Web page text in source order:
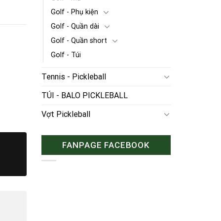
Golf - Phụ kiện
Golf - Quần dài
Golf - Quần short
Golf - Túi
Tennis - Pickleball
TÚI - BALO PICKLEBALL
Vợt Pickleball
FANPAGE FACEBOOK